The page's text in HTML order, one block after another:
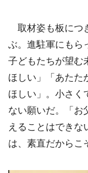
取材姿も板につ
ぶ。進駐軍にもら
子どもたちが望む
ほしい」「あたた
ほしい」。小さく
ない願いだ。「お
えることはでき
は、素直だからこ